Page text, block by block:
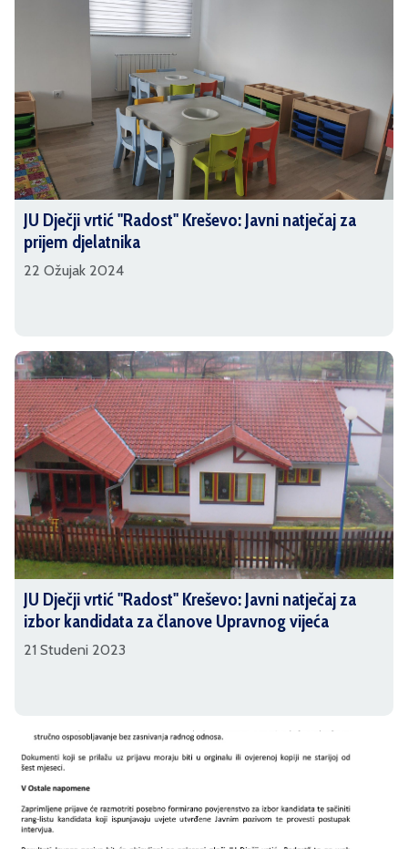
JU Dječji vrtić ''Radost'' Kreševo: Javni natječaj za
prijem djelatnika
22 Ožujak 2024
JU Dječji vrtić ''Radost'' Kreševo: Javni natječaj za
izbor kandidata za članove Upravnog vijeća
21 Studeni 2023